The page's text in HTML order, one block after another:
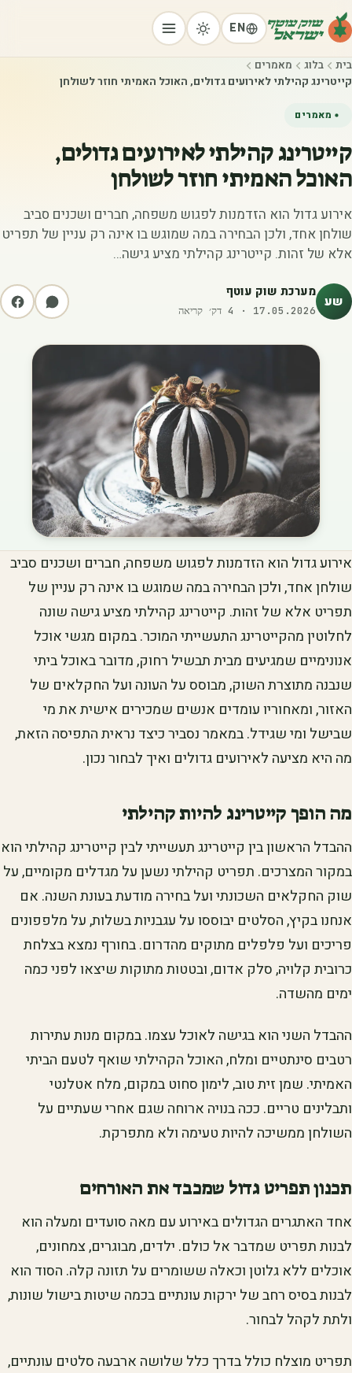
EN
בית בלוג
מאמרים
קייטרינג קהילתי לאירועים גדולים, האוכל האמיתי חוזר לשולחן
מאמרים
קייטרינג קהילתי לאירועים גדולים,
האוכל האמיתי חוזר לשולחן
אירוע גדול הוא הזדמנות לפגוש משפחה, חברים ושכנים סביב
שולחן אחד, ולכן הבחירה במה שמוגש בו אינה רק עניין של תפריט
אלא של זהות. קייטרינג קהילתי מציע גישה…
שע מערכת שוק עוטף
17.05.2026
·
4 דק׳ קריאה
אירוע גדול הוא הזדמנות לפגוש משפחה, חברים ושכנים סביב
שולחן אחד, ולכן הבחירה במה שמוגש בו אינה רק עניין של
תפריט אלא של זהות. קייטרינג קהילתי מציע גישה שונה
לחלוטין מהקייטרינג התעשייתי המוכר. במקום מגשי אוכל
אנונימיים שמגיעים מבית תבשיל רחוק, מדובר באוכל ביתי
שנבנה מתוצרת השוק, מבוסס על העונה ועל החקלאים של
האזור, ומאחוריו עומדים אנשים שמכירים אישית את מי
שבישל ומי שגידל. במאמר נסביר כיצד נראית התפיסה הזאת,
מה היא מציעה לאירועים גדולים ואיך לבחור נכון.
מה הופך קייטרינג להיות קהילתי
ההבדל הראשון בין קייטרינג תעשייתי לבין קייטרינג קהילתי הוא
במקור המצרכים. תפריט קהילתי נשען על מגדלים מקומיים, על
שוק החקלאים השכונתי ועל בחירה מודעת בעונת השנה. אם
אנחנו בקיץ, הסלטים יבוססו על עגבניות בשלות, על מלפפונים
פריכים ועל פלפלים מתוקים מהדרום. בחורף נמצא בצלחת
כרובית קלויה, סלק אדום, ובטטות מתוקות שיצאו לפני כמה
ימים מהשדה.
ההבדל השני הוא בגישה לאוכל עצמו. במקום מנות עתירות
רטבים סינתטיים ומלח, האוכל הקהילתי שואף לטעם הביתי
האמיתי. שמן זית טוב, לימון סחוט במקום, מלח אטלנטי
ותבלינים טריים. ככה בנויה ארוחה שגם אחרי שעתיים על
השולחן ממשיכה להיות טעימה ולא מתפרקת.
תכנון תפריט גדול שמכבד את האורחים
אחד האתגרים הגדולים באירוע עם מאה סועדים ומעלה הוא
לבנות תפריט שמדבר אל כולם. ילדים, מבוגרים, צמחונים,
אוכלים ללא גלוטן וכאלה ששומרים על תזונה קלה. הסוד הוא
לבנות בסיס רחב של ירקות עונתיים בכמה שיטות בישול שונות,
ולתת לקהל לבחור.
תפריט מוצלח כולל בדרך כלל שלושה ארבעה סלטים עונתיים,